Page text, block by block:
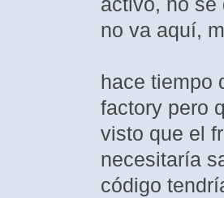
activo, no se
no va aquí,
hace tiempo
factory pero
visto que el
necesitaría
código